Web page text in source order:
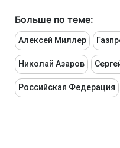
Больше по теме:
Алексей Миллер
Николай Азаров
Российская Федерация